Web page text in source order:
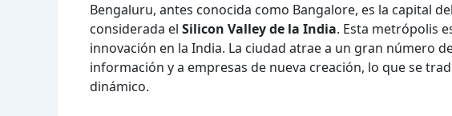
Bengaluru, antes conocida como Bangalore, es la capital
considerada el Silicon Valley de la India. Esta metrópolis
innovación en la India. La ciudad atrae a un gran número
información y a empresas de nueva creación, lo que se
dinámico.